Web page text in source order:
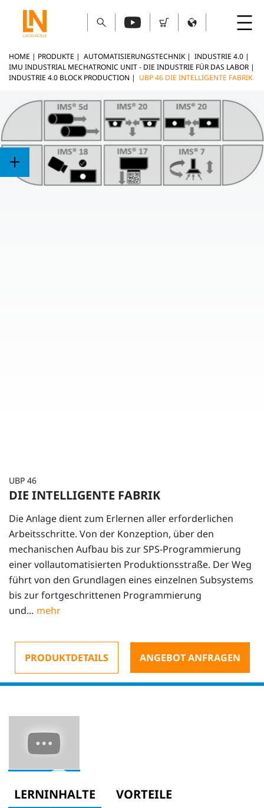
HOME | PRODUKTE | AUTOMATISIERUNGSTECHNIK | INDUSTRIE 4.0 |
IMU INDUSTRIAL MECHATRONIC UNIT - DIE INDUSTRIE FÜR DAS LABOR |
INDUSTRIE 4.0 BLOCK PRODUCTION | UBP 46 DIE INTELLIGENTE FABRIK
UBP 46
DIE INTELLIGENTE FABRIK
Die Anlage dient zum Erlernen aller erforderlichen
Arbeitsschritte. Von der Konzeption, über den
mechanischen Aufbau bis zur SPS-Programmierung
einer vollautomatisierten Produktionsstraße. Der Weg
führt von den Grundlagen eines einzelnen Subsystems
bis zur fortgeschrittenen Programmierung
und...
PRODUKTDETAILS ANGEBOT ANFRAGEN
LERNINHALTE
VORTEILE